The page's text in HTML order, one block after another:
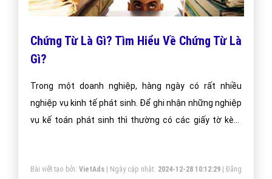
Chứng Từ Là Gì? Tìm Hiểu Về Chứng Từ Là
Gì?
Trong một doanh nghiệp, hàng ngày có rất nhiều
nghiệp vụ kinh tế phát sinh. Để ghi nhận những nghiệp
vụ kế toán phát sinh thì thường có các giấy tờ kèm
một cách dễ dàng hơn.
Bài viết tạo bởi: VietAds| Ngày cập nhật: 2024-12-28 10:12:29|Đăng